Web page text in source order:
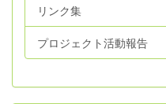
リンク集
プロジェクト活動報告